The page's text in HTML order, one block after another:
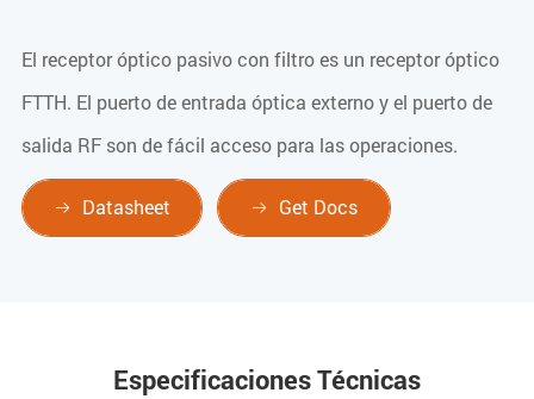
El receptor óptico pasivo con filtro es un receptor óptico
FTTH. El puerto de entrada óptica externo y el puerto de
salida RF son de fácil acceso para las operaciones.
 Datasheet  Get Docs
Especificaciones Técnicas